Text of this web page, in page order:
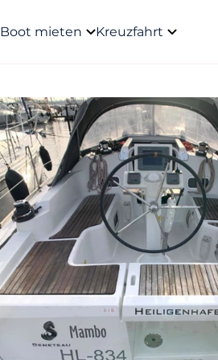
Boot mieten Kreuzfahrt